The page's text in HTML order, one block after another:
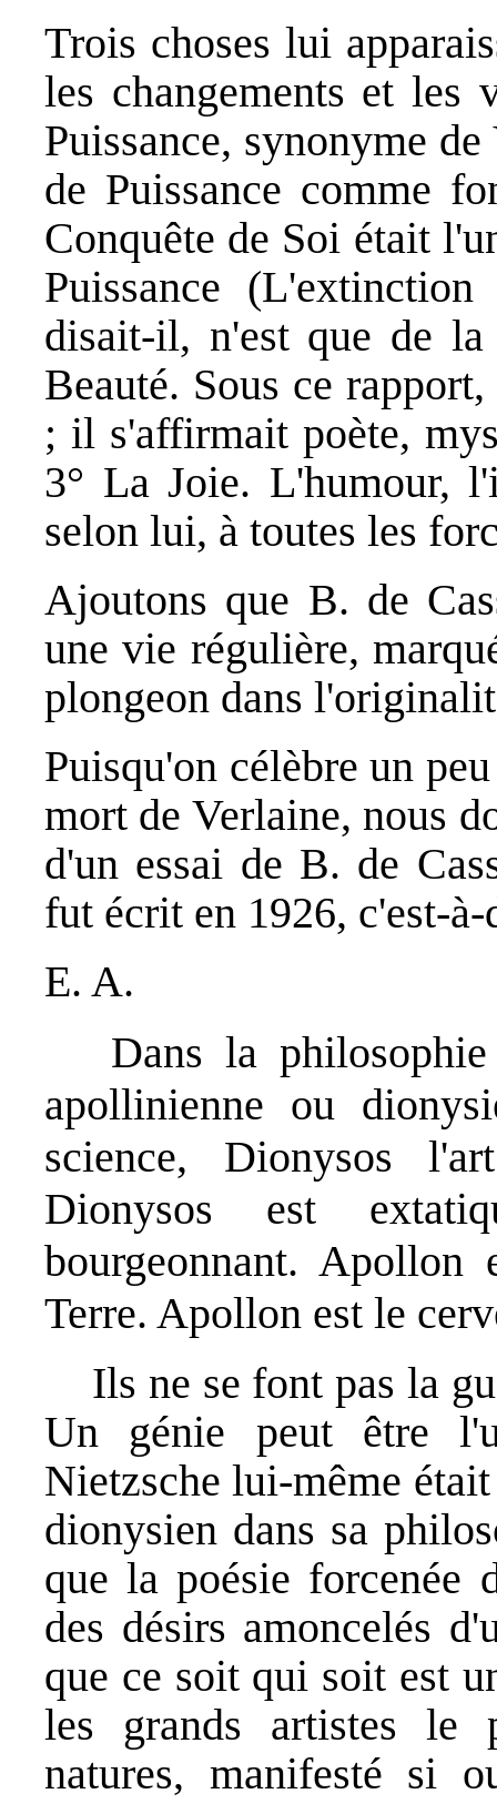
Trois choses lui
les changements et les
Puissance, synonyme
de Puissance comme
Conquête de Soi était
Puissance
disait-il, n'est que de la
Beauté. Sous ce
; il s'affirmait poète,
3° La Joie. L'humour,
selon lui, à toutes les
Ajoutons que B. de
une vie régulière,
plongeon dans
Puisqu'on célèbre un
mort de Verlaine, nous
d'un essai de B. de
fut écrit en 1926, c'est-
E. A.
Dans la philosophie
apollinienne ou
science, Dionysos
Dionysos est
bourgeonnant.
Terre. Apollon est le
Ils ne se font pas la
Un génie peut être
Nietzsche lui-même
dionysien dans sa
que la poésie forcenée
des désirs amoncelés
que ce soit qui soit est
les grands artistes le
natures, manifesté si